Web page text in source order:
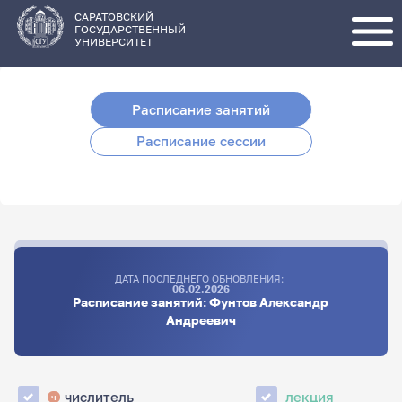
основному
содержанию
САРАТОВСКИЙ
ГОСУДАРСТВЕННЫЙ
УНИВЕРСИТЕТ
Расписание занятий
Расписание сессии
ДАТА ПОСЛЕДНЕГО ОБНОВЛЕНИЯ:
06.02.2026
Расписание занятий: Фунтов Александр
Андреевич
ч числитель
лекция